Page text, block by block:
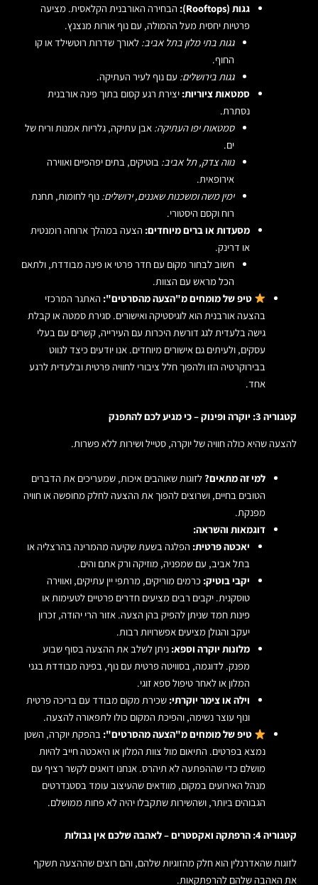
גגות (Rooftops):
הבחירה האורבנית הקלאסית. מציעה
פרטיות יחסית מעל ההמולה, עם נוף אורות מנצנץ.
גגות בתי מלון בתל אביב: לאורך שדרות רוטשילד או קו
החוף.
גגות בירושלים: עם נוף לעיר העתיקה.
סמטאות ציוריות: יצירת רגע קסום בתוך פינה אורבנית
נסתרת.
סמטאות יפו העתיקה: אבן עתיקה, גלריות אמנות וריח של
ים.
נווה צדק, תל אביב: בוטיקים, בתים יפהפיים ואווירה
אירופאית.
ימין משה ומשכנות שאננים, ירושלים: נוף לחומות, תחנת
רוח וקסם היסטורי.
מסעדות או ברים מיוחדים: הצעה במהלך ארוחה רומנטית
או דרינק.
חשוב לבחור מקום עם חדר פרטי או פינה מבודדת, ולתאם
הכל מראש עם הצוות.
טיפ של מומחים מ"הצעה מהסרטים": האתגר המרכזי
בהצעה אורבנית הוא לוגיסטיקה ואישורים. סגירת סמטה או קבלת
גישה בלעדית לגג דורשת היכרות עם העירייה, קשרים עם בעלי
עסקים, ולעיתים גם אישורים מיוחדים. אנו יודעים כיצד לנווט
בבירוקרטיה הזו ולהפוך חלל ציבורי לחוויה פרטית ובלעדית לרגע
אחד.
קטגוריה 3: יוקרה ופינוק – כי מגיע לכם להתפנק
להצעה שהיא כולה חוויה של יוקרה, סטייל ושירות ללא פשרות.
למי זה מתאים?לזוגות שאוהבים איכות, שמעריכים את הדברים
הטובים בחיים, ושרוצים להפוך את ההצעה לחלק מחופשה או חוויה
מפנקת.
דוגמאות והשראה:
יאכטה פרטית: הפלגה בשעת שקיעה מהמרינה בהרצליה או
בתל אביב, עם שמפניה, מוזיקה ורק אתם והים.
יקבי בוטיק: כרמים מוריקים, מרתפי יין עתיקים, ואווירה
טוסקנית. יקבים רבים מציעים חדרים פרטיים לטעימות או
פינות חמד שניתן להפיק בהן הצעה. אזור הרי יהודה, זכרון
יעקב והגולן מציעים אפשרויות רבות.
מלונות יוקרה וספא: ניתן לשלב את ההצעה בסוף שבוע
מפנק. לדוגמה, בסוויטה פרטית עם נוף, בפינה מבודדת בגני
המלון או לאחר טיפול ספא זוגי.
וילה או צימר יוקרתי: שכירת מקום מבודד עם בריכה פרטית
ונוף עוצר נשימה, והפיכת המקום כולו לתפאורה להצעה.
טיפ של מומחים מ"הצעה מהסרטים": בהפקת יוקרה, השטן
נמצא בפרטים. התיאום מול צוות המלון או היאכטה חייב להיות
מושלם כדי שההפתעה לא תיהרס. אנחנו דואגים לקשר רציף עם
מנהל האירועים במקום, מוודאים שהעיצוב עומד בסטנדרטים
הגבוהים ביותר, ושהשירות שתקבלו יהיה לא פחות ממושלם.
קטגוריה 4: הרפתקה ואקסטרים – לאהבה שלכם אין גבולות
לזוגות שהאדרנלין הוא חלק מהזוגיות שלהם, והם רוצים שההצעה תשקף
את האהבה שלהם להרפתקאות.